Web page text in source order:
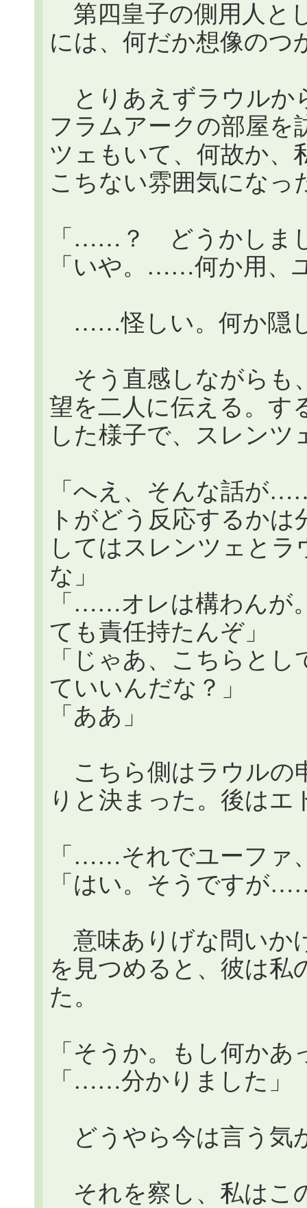
第四皇子の側用人と
には、何だか想像のつ
とりあえずラウルか
フラムアークの部屋を
ツェもいて、何故か、
こちない雰囲気になっ
「……？ どうかしま
「いや。……何か用、
……怪しい。何か隠
そう直感しながらも
望を二人に伝える。す
した様子で、スレンツ
「へえ、そんな話が
トがどう反応するか
してはスレンツェと
な」
「……オレは構わんが
ても責任持たんぞ」
「じゃあ、こちらと
ていいんだな？」
「ああ」
こちら側はラウルの
りと決まった。後はエ
「……それでユーファ
「はい。そうですが
意味ありげな問いか
を見つめると、彼は私
た。
「そうか。もし何か
「……分かりました」
どうやら今は言う気
それを察し、私はこ